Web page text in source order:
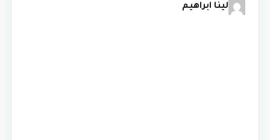
لينا ابراهيم